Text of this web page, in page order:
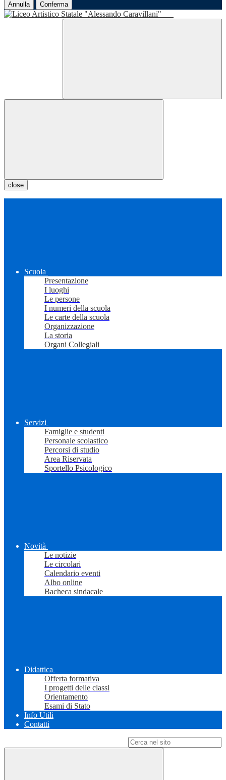
Annulla Conferma
close
Scuola
Presentazione
I luoghi
Le persone
I numeri della scuola
Le carte della scuola
Organizzazione
La storia
Organi Collegiali
Servizi
Famiglie e studenti
Personale scolastico
Percorsi di studio
Area Riservata
Sportello Psicologico
Novità
Le notizie
Le circolari
Calendario eventi
Albo online
Bacheca sindacale
Didattica
Offerta formativa
I progetti delle classi
Orientamento
Esami di Stato
Info Utili
Contatti